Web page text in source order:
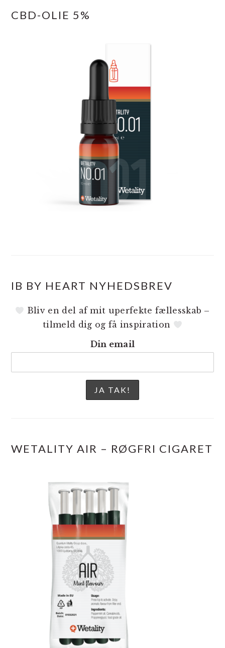
CBD-OLIE 5%
IB BY HEART NYHEDSBREV
Bliv en del af mit uperfekte fællesskab –
tilmeld dig og få inspiration
Din email
WETALITY AIR – RØGFRI CIGARET